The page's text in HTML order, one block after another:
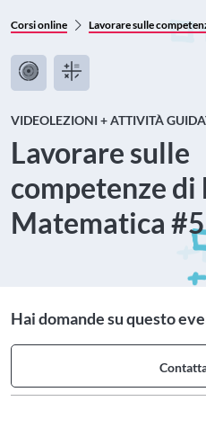
Corsi online Lavorare sulle
VIDEOLEZIONI + ATTIVITÀ
Lavorare sulle
competenze di
Matematica #5
Hai domande su questo